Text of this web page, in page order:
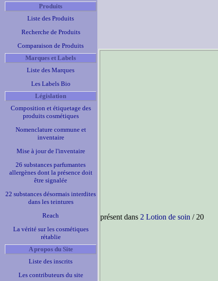
Produits
Liste des Produits
Recherche de Produits
Comparaison de Produits
Marques et Labels
Liste des Marques
Les Labels Bio
Législation
Composition et étiquetage des
produits cosmétiques
Nomenclature commune et
inventaire
Mise à jour de l'inventaire
26 substances parfumantes
allergènes dont la présence doit
être signalée
22 substances désormais interdites
dans les teintures
Reach
La vérité sur les cosmétiques
rétablie
A propos du Site
Liste des inscrits
Les contributeurs du site
présent dans 2 Lotion de soin / 20